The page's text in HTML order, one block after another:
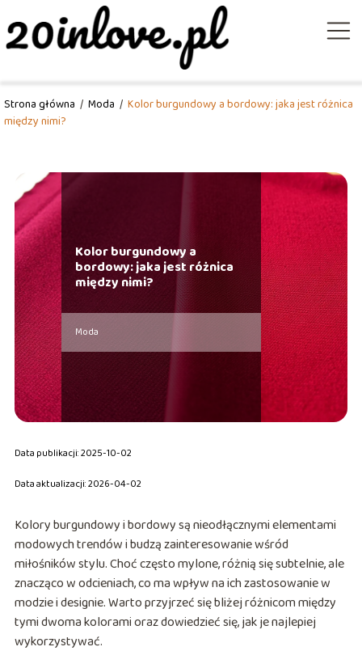
Strona główna / Moda / Kolor burgundowy a bordowy: jaka jest różnica
między nimi?
Kolor burgundowy a
bordowy: jaka jest różnica
między nimi?
Moda
Data publikacji: 2025-10-02
Data aktualizacji: 2026-04-02
Kolory burgundowy i bordowy są nieodłącznymi elementami
modowych trendów i budzą zainteresowanie wśród
miłośników stylu. Choć często mylone, różnią się subtelnie, ale
znacząco w odcieniach, co ma wpływ na ich zastosowanie w
modzie i designie. Warto przyjrzeć się bliżej różnicom między
tymi dwoma kolorami oraz dowiedzieć się, jak je najlepiej
wykorzystywać.